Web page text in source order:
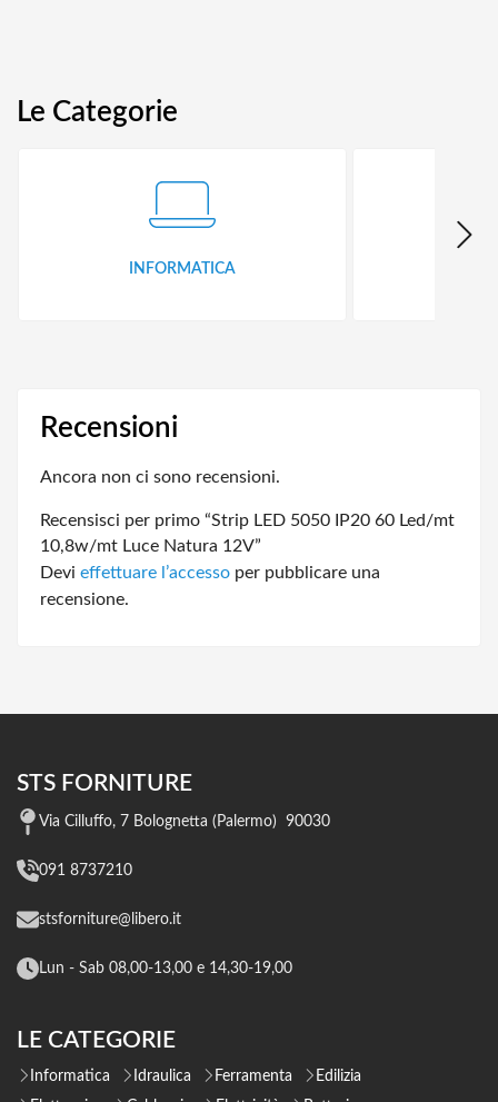
Le Categorie
INFORMATICA
Recensioni
Ancora non ci sono recensioni.
Recensisci per primo “Strip LED 5050 IP20 60 Led/mt
10,8w/mt Luce Natura 12V”
Devi effettuare l’accesso per pubblicare una
recensione.
STS FORNITURE
Via Cilluffo, 7 Bolognetta (Palermo) 90030
091 8737210
stsforniture@libero.it
Lun - Sab 08,00-13,00 e 14,30-19,00
LE CATEGORIE
Informatica Idraulica Ferramenta
Edilizia